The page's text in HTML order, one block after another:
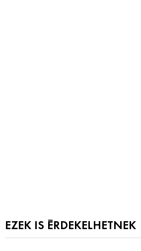
EZEK IS ÉRDEKELHETNEK